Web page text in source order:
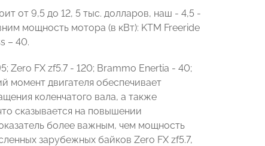
от 9,5 до 12, 5 тыс. долларов, наш - 4,5 -
мощность мотора (в кВт): KTM Freeride
– 40.
Zero FX zf5.7 - 120; Brammo Enertia - 40;
момент двигателя обеспечивает
коленчатого вала, а также
сказывается на повышении
более важным, чем мощность
зарубежных байков Zero FX zf5.7,